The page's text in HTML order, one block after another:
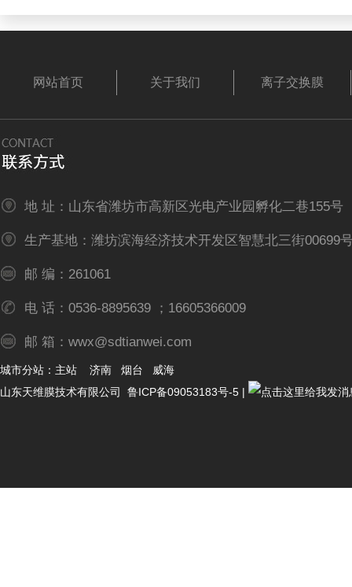
网站首页 关于我们 离子交换膜
地 址：山东省潍坊市高新区光电产业园孵化二巷155号
生产基地：潍坊滨海经济技术开发区智慧北三街00699
邮 编：261061
电 话：0536-8895639 ；16605366009
邮 箱：wwx@sdtianwei.com
城市分站： 主站 济南 烟台
威海
山东天维膜技术有限公司
鲁ICP备09053183号-5 |